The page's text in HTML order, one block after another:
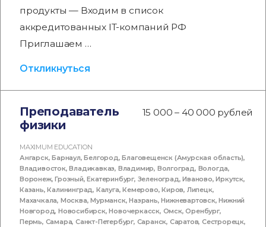
продукты — Входим в список
аккредитованных IT-компаний РФ
Приглашаем …
Откликнуться
Преподаватель
физики
15 000 – 40 000 рублей
MAXIMUM EDUCATION
Ангарск,Барнаул,Белгород,Благовещенск (Амурская область),
Владивосток,Владикавказ, Владимир, Волгоград, Вологда,
Воронеж,Грозный,Екатеринбург, Зеленоград,Иваново,Иркутск,
Казань,Калининград, Калуга,Кемерово,Киров, Липецк,
Махачкала, Москва,Мурманск,Назрань,Нижневартовск,Нижний
Новгород,Новосибирск,Новочеркасск, Омск,Оренбург,
Пермь, Самара,Санкт-Петербург, Саранск, Саратов,Сестрорецк,